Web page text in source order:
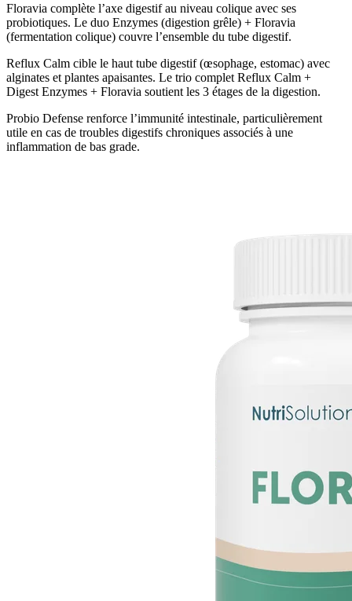
Floravia complète l’axe digestif au niveau colique avec ses
probiotiques. Le duo Enzymes (digestion grêle) + Floravia
(fermentation colique) couvre l’ensemble du tube digestif.
Reflux Calm cible le haut tube digestif (œsophage, estomac) avec
alginates et plantes apaisantes. Le trio complet Reflux Calm +
Digest Enzymes + Floravia soutient les 3 étages de la digestion.
Probio Defense renforce l’immunité intestinale, particulièrement
utile en cas de troubles digestifs chroniques associés à une
inflammation de bas grade.